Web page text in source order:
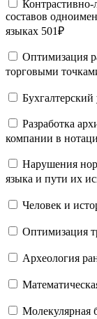
Контрастивно-
составов
языках 501₽
Оптимизация
торговыми
Бухгалтерский
Разработка
компании в
Нарушения
языка и пути их
Человек и
Оптимизация
Археология
Молекулярная